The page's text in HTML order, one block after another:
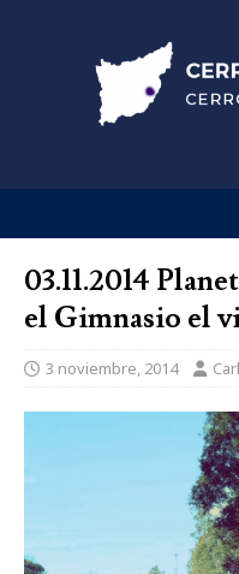
03.11.2014
el Gimnasio el
3 noviembre, 2014